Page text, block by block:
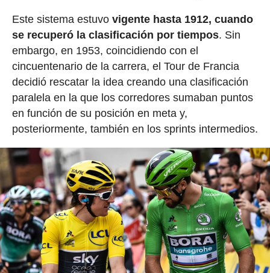
Este sistema estuvo vigente hasta 1912, cuando
se recuperó la clasificación por tiempos. Sin
embargo, en 1953, coincidiendo con el
cincuentenario de la carrera, el Tour de Francia
decidió rescatar la idea creando una clasificación
paralela en la que los corredores sumaban puntos
en función de su posición en meta y,
posteriormente, también en los sprints intermedios.